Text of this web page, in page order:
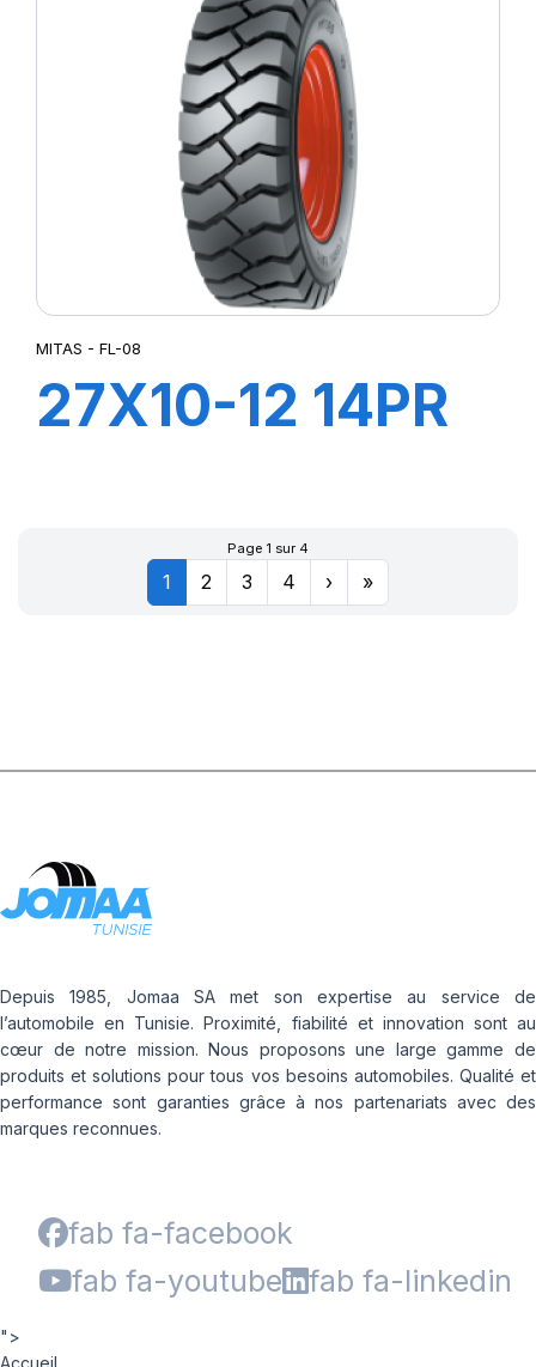
MITAS - FL-08
27X10-12 14PR
AIR+FLAP
Page 1 sur 4
1 2 3 4 › »
Depuis 1985, Jomaa SA met son expertise au service de
l’automobile en Tunisie. Proximité, fiabilité et innovation sont au
cœur de notre mission. Nous proposons une large gamme de
produits et solutions pour tous vos besoins automobiles. Qualité et
performance sont garanties grâce à nos partenariats avec des
marques reconnues.
fab fa-facebook
fab fa-youtube
fab fa-linkedin
">
Accueil